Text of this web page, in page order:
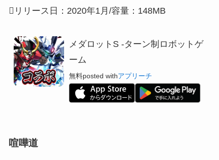
リリース日：2020年1月/容量：148MB
メダロットS -ターン制ロボットゲ
ーム
無料posted withアプリーチ
喧嘩道